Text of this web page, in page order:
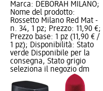
Marca: DEBORAH MILANO;
Nome del prodotto:
Rossetto Milano Red Mat -
n. 34, 1 pz; Prezzo: 11,90 €;
Prezzo base: 1 pz (11,90 € /
1 pz); Disponibilità: Stato
verde Disponibile per la
consegna, Stato grigio
seleziona il negozio dm